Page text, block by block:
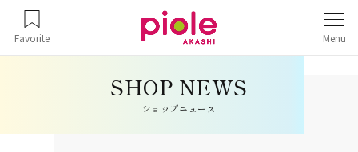
Favorite Menu
ショップニュース